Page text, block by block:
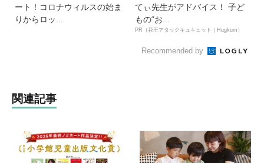
ート！コロナウィルスの始ま
りからロッ...
てぃ先生がアドバイス！ 子ど
もの“お...
PR（花王アタックキュキュット｜Hugkum）
Recommended by
関連記事